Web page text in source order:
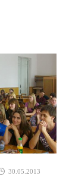
30.05.2013